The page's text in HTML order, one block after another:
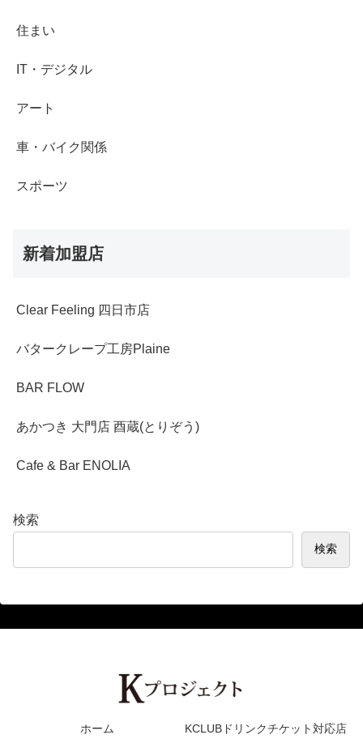
住まい
IT・デジタル
アート
車・バイク関係
スポーツ
新着加盟店
Clear Feeling 四日市店
バタークレープ工房Plaine
BAR FLOW
あかつき 大門店 酉蔵(とりぞう)
Cafe & Bar ENOLIA
検索
検索
ホーム KCLUBドリンクチケット対応店